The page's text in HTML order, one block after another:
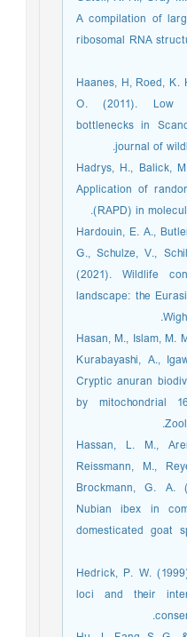
A compilation of
ribosomal RNA
Haanes, H, Roed,
O. (2011). Low
bottlenecks in
journal of
Hadrys, H., Balick,
Application of
(RAPD) in
Hardouin, E. A.,
G., Schulze, V.,
(2021). Wildlife
landscape: the
Hasan, M., Islam, M.
Kurabayashi, A.,
Cryptic anuran
by mitochondrial
Hassan, L. M.,
Reissmann, M.,
Brockmann, G.
Nubian ibex in
domesticated goat
Hedrick, P. W.
loci and their